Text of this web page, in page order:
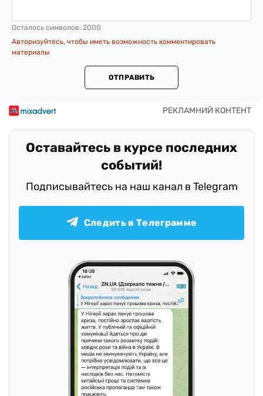
Осталось символов: 2000
Авторизуйтесь, чтобы иметь возможность комментировать
материалы
ОТПРАВИТЬ
Оставайтесь в курсе последних
событий!
Подписывайтесь на наш канал в Telegram
Следить в Телеграмме